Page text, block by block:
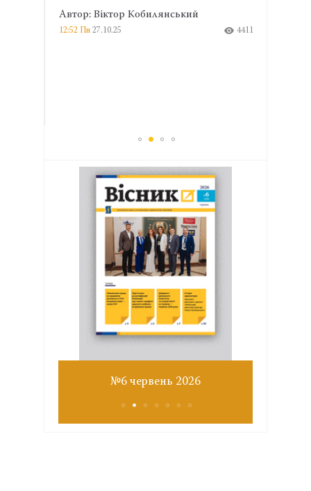
Автор: Віктор Кобилянський
12:52 Пн 27.10.25 4411
№6 червень 2026